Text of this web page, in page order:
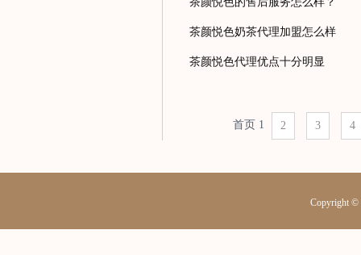
茶颜悦色奶茶代理加盟怎么样
茶颜悦色代理优点十分明显
首页 1 2 3 4
Copyright